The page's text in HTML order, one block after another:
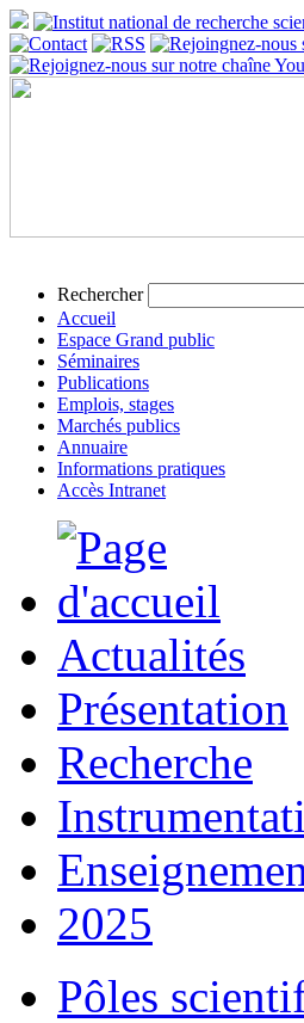
Rechercher
Accueil
Espace Grand public
Séminaires
Publications
Emplois, stages
Marchés publics
Annuaire
Informations pratiques
Accès Intranet
Actualités
Présentation
Recherche
2025
Pôles